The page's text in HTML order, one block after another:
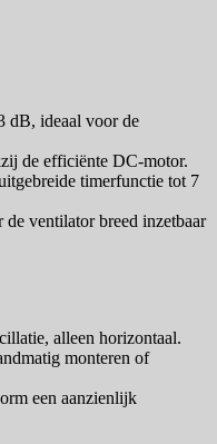
dB, ideaal voor de
de efficiënte DC-motor.
timerfunctie tot 7
de ventilator breed inzetbaar
alleen horizontaal.
monteren of
een aanzienlijk